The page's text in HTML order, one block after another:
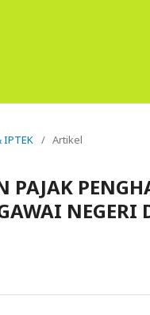
IPTEK / Artikel
PAJAK